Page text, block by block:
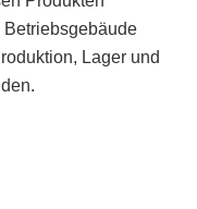
Lager und